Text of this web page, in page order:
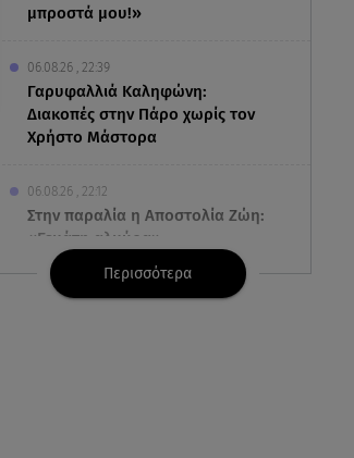
μπροστά μου!»
06.08.26 , 22:39
Γαρυφαλλιά Καληφώνη:
Διακοπές στην Πάρο χωρίς τον
Χρήστο Μάστορα
06.08.26 , 22:12
Στην παραλία η Αποστολία Ζώη:
«Γεμάτη αλμύρα»
06.08.26 , 22:10
Περισσότερα